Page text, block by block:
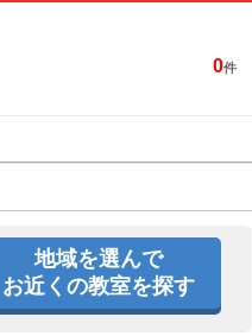
0件
地域を選んで
お近くの教室を探す